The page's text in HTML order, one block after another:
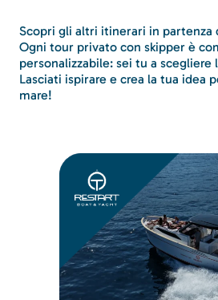
Scopri gli altri itinerari in partenza
Ogni tour privato con skipper è
personalizzabile: sei tu a
Lasciati ispirare e crea la tua idea
mare!